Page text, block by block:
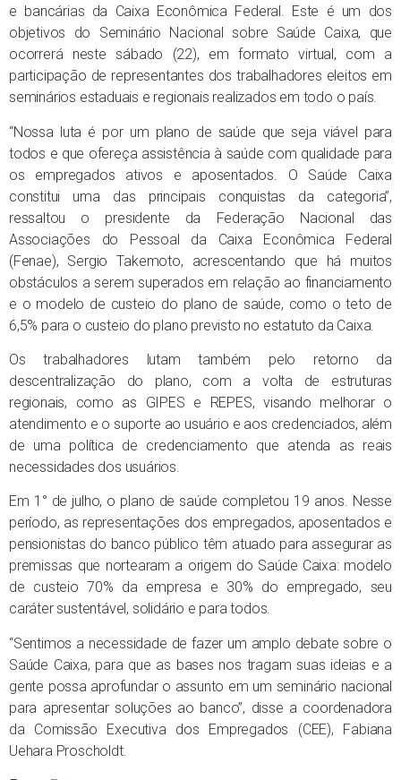
e bancárias da Caixa Econômica Federal. Este é um dos
objetivos do Seminário Nacional sobre Saúde Caixa, que
ocorrerá neste sábado (22), em formato virtual, com a
participação de representantes dos trabalhadores eleitos em
seminários estaduais e regionais realizados em todo o país.
“Nossa luta é por um plano de saúde que seja viável para
todos e que ofereça assistência à saúde com qualidade para
os empregados ativos e aposentados. O Saúde Caixa
constitui uma das principais conquistas da categoria”,
ressaltou o presidente da Federação Nacional das
Associações do Pessoal da Caixa Econômica Federal
(Fenae), Sergio Takemoto, acrescentando que há muitos
obstáculos a serem superados em relação ao financiamento
e o modelo de custeio do plano de saúde, como o teto de
6,5% para o custeio do plano previsto no estatuto da Caixa.
Os trabalhadores lutam também pelo retorno da
descentralização do plano, com a volta de estruturas
regionais, como as GIPES e REPES, visando melhorar o
atendimento e o suporte ao usuário e aos credenciados, além
de uma política de credenciamento que atenda as reais
necessidades dos usuários.
Em 1° de julho, o plano de saúde completou 19 anos. Nesse
período, as representações dos empregados, aposentados e
pensionistas do banco público têm atuado para assegurar as
premissas que nortearam a origem do Saúde Caixa: modelo
de custeio 70% da empresa e 30% do empregado, seu
caráter sustentável, solidário e para todos.
“Sentimos a necessidade de fazer um amplo debate sobre o
Saúde Caixa, para que as bases nos tragam suas ideias e a
gente possa aprofundar o assunto em um seminário nacional
para apresentar soluções ao banco”, disse a coordenadora
da Comissão Executiva dos Empregados (CEE), Fabiana
Uehara Proscholdt.